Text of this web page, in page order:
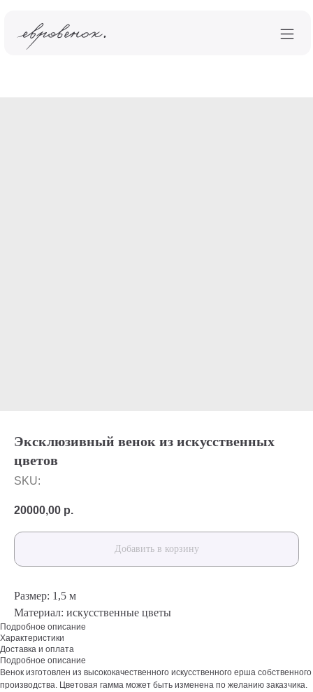
Эксклюзивный венок из искусственных
цветов
SKU:
20000,00 р.
Добавить в корзину
Размер: 1,5 м
Материал: искусственные цветы
Подробное описание
Характеристики
Доставка и оплата
Подробное описание
Венок изготовлен из высококачественного искусственного ерша собственного
производства. Цветовая гамма может быть изменена по желанию заказчика.